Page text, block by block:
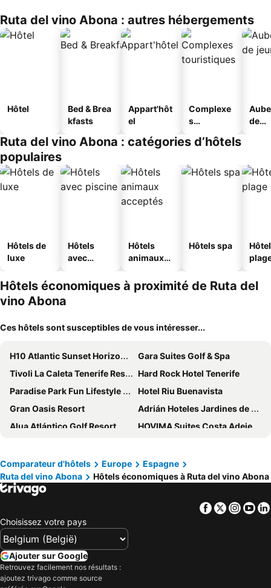
Ruta del vino Abona : autres hébergements
Hôtel
Bed & Brea
kfasts
Appart'hôt
el
Complexe
s
s
de
Ruta del vino Abona : catégories d’hôtels
populaires
Hôtels de
luxe
Hôtels
avec
Hôtels
animaux
Hôtels spa
Hôtels économiques à proximité de Ruta del
vino Abona
Ces hôtels sont susceptibles de vous intéresser...
H10 Atlantic Sunset Horizons Collection
Gara Suites Golf & Spa
Tivoli La Caleta Tenerife Resort
Hard Rock Hotel Tenerife
Paradise Park Fun Lifestyle Hotel
Hotel Riu Buenavista
Gran Oasis Resort
Adrián Hoteles Jardines de Nivaria
Alua Atlántico Golf Resort
HOVIMA Suites Costa Adeje
Barceló Tenerife
GF Isabel
Alexandre La Siesta
Alexandre Hotel Troya
Royal River, Luxury Hotel - Adults Only
Adrián Hoteles Colón Guanahaní Adultos Only
Royal Hideaway Corales Villas
Bahia Principe Explore Fantasia
Haciendas Village Tenerife
Hotel Spa Villalba
Comparateur d'hôtels Europe
Espagne
Ruta del vino Abona
Hôtels économiques à Ruta del vino Abona
Facebook
Twitter
Choisissez votre pays
Ajouter sur Google
Retrouvez facilement nos résultats :
ajoutez trivago comme source